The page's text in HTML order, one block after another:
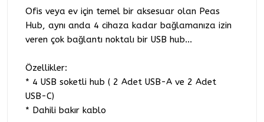
Ofis veya ev için temel bir aksesuar olan Peas
Hub, aynı anda 4 cihaza kadar bağlamanıza izin
veren çok bağlantı noktalı bir USB hub...
Özellikler:
* 4 USB soketli hub ( 2 Adet USB-A ve 2 Adet
USB-C)
* Dahili bakır kablo